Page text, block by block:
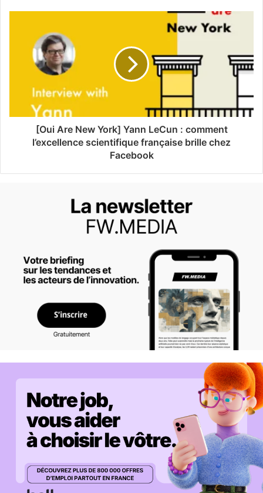
[Oui Are New York] Yann LeCun : comment
l’excellence scientifique française brille chez
Facebook